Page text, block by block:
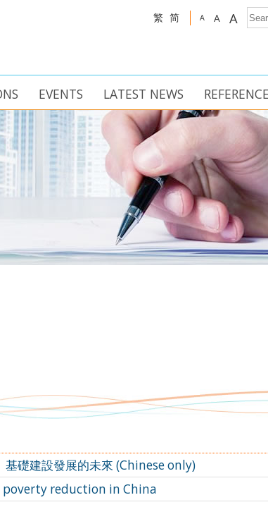
繁 简 A A A
EVENTS LATEST NEWS
基礎建設發展的未來 (Chinese only)
reduction in China